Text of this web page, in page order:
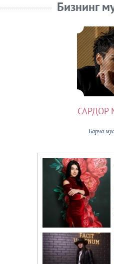
Бизнинг
САРДОР
Барча